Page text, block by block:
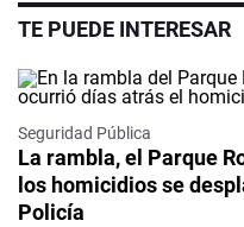
TE PUEDE INTERESAR
Seguridad Pública
La rambla, el Parque
los homicidios se
Policía